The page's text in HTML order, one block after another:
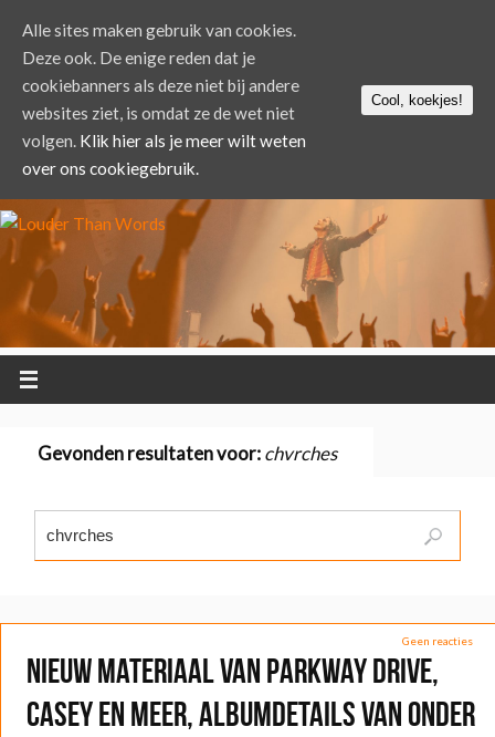
Gevonden resultaten voor:chvrches
Geen reacties
Nieuw materiaal van Parkway Drive,
Casey en meer, albumdetails van onder
Alle sites maken gebruik van cookies.
Deze ook. De enige reden dat je
cookiebanners als deze niet bij andere
websites ziet, is omdat ze de wet niet
volgen. Klik hier als je meer wilt weten
over ons cookiegebruik.
Cool, koekjes!